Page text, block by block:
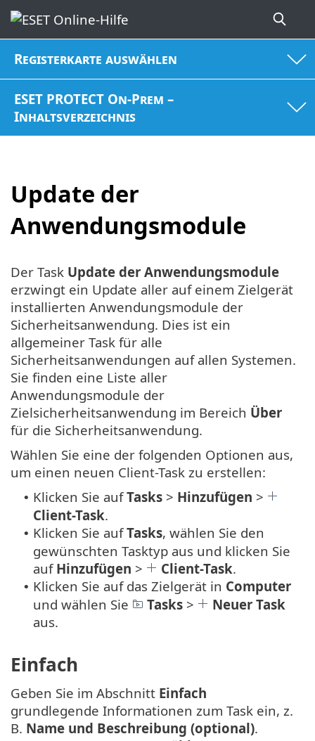
Registerkarte auswählen
ESET PROTECT On-Prem –
Inhaltsverzeichnis
Update der
Anwendungsmodule
Der Task Update der Anwendungsmodule
erzwingt ein Update aller auf einem Zielgerät
installierten Anwendungsmodule der
Sicherheitsanwendung. Dies ist ein
allgemeiner Task für alle
Sicherheitsanwendungen auf allen Systemen.
Sie finden eine Liste aller
Anwendungsmodule der
Zielsicherheitsanwendung im Bereich Über
für die Sicherheitsanwendung.
Wählen Sie eine der folgenden Optionen aus,
um einen neuen Client-Task zu erstellen:
• Klicken Sie aufTasks > Hinzufügen >
Client-Task.
• Klicken Sie aufTasks, wählen Sie den
gewünschten Tasktyp aus und klicken Sie
auf Hinzufügen > Client-Task.
• Klicken Sie auf das Zielgerät in Computer
und wählen Sie
Tasks >
Neuer Task
aus.
Einfach
Geben Sie im Abschnitt Einfach
grundlegende Informationen zum Task ein, z.
B. Name und Beschreibung (optional).